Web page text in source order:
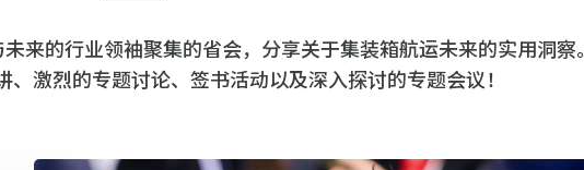
来的行业领袖聚集的省会，分享关于集装箱航运未来的实用洞察。
激烈的专题讨论、签书活动以及深入探讨的专题会议！